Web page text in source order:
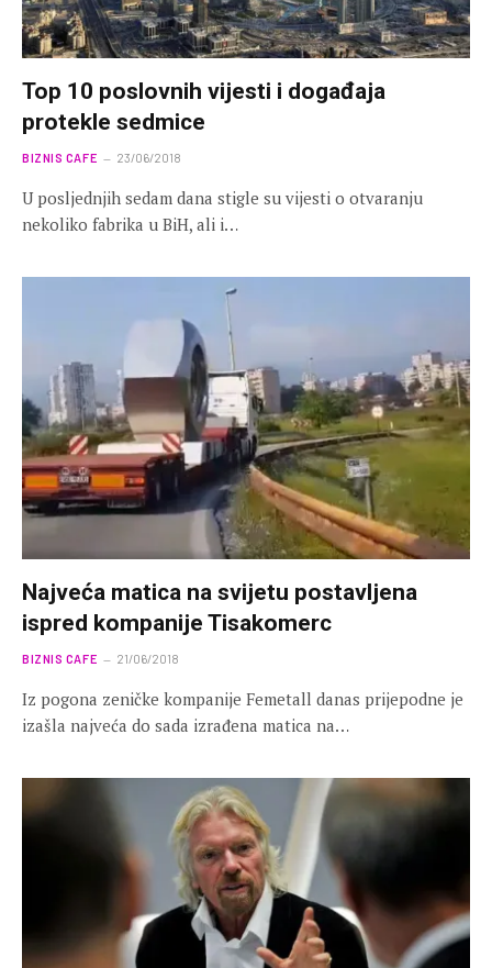
Top 10 poslovnih vijesti i događaja
protekle sedmice
BIZNIS CAFE 23/06/2018
U posljednjih sedam dana stigle su vijesti o otvaranju
nekoliko fabrika u BiH, ali i…
Najveća matica na svijetu postavljena
ispred kompanije Tisakomerc
BIZNIS CAFE 21/06/2018
Iz pogona zeničke kompanije Femetall danas prijepodne je
izašla najveća do sada izrađena matica na…